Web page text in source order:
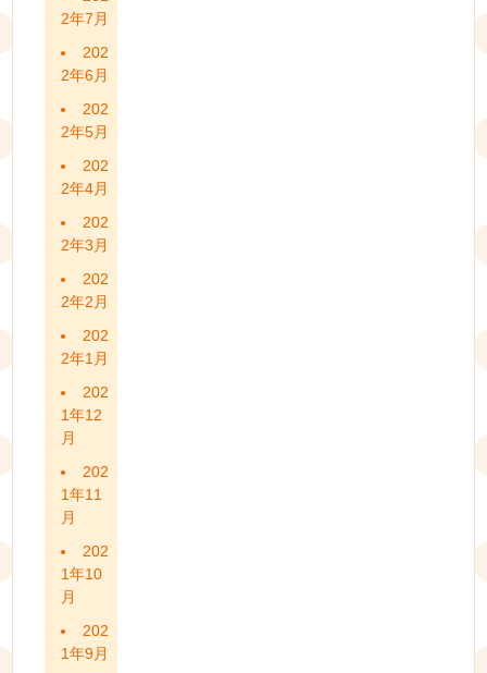
2年7月
202
2年6月
202
2年5月
202
2年4月
202
2年3月
202
2年2月
202
2年1月
202
1年12
月
202
1年11
月
202
1年10
月
202
1年9月